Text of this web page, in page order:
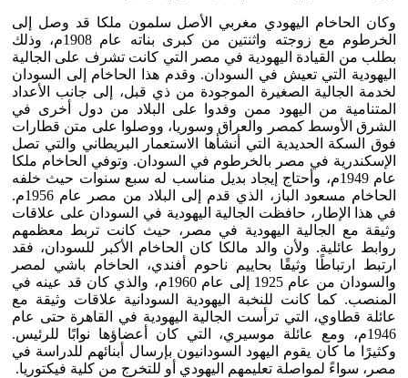
وكان الحاخام اليهودي مغربي الأصل سلمون ملكا قد وصل إلى
الخرطوم مع زوجته واثنتين من كبرى بناته عام 1908م، وذلك
بطلب من القيادة اليهودية في مصر التي كانت تشرف على الجالية
اليهودية التي تعيش في السودان. وقدم هذا الحاخام إلى السودان
لخدمة الجالية الصغيرة الموجودة من ذي قبل، إلى جانب الأعداد
المتنامية من اليهود ممن وفدوا على البلاد من دول أخرى في
الشرق الأوسط كمصر والعراق وسوريا، ووصلوا على متن قطارات
فوق السكة الحديدية التي أنشأها الاستعمار البريطاني والتي تصل
الإسكندرية في مصر بالخرطوم في السودان. وتوفي الحاخام ملكا
عام 1949م، وأحتاج إيجاد بديل مناسب له سبع سنوات حيث خلفه
الحاخام مسعود الباز، الذي قدم إلى البلاد من مصر عام 1956م.
في هذا الإطار، حافظت الجالية اليهودية في السودان على علاقات
وثيقة مع الجالية اليهودية في مصر، حيث كانت تربط معظمهم
روابط عائلية. ولأن والد مالكا كان الحاخام الأكبر للسودان، فقد
ارتبط ارتباطًا وثيقًا بحاييم ناحوم أفندي، الحاخام باشي لمصر
والسودان من عام 1925 إلى عام 1960م، والذي كان قد عينه في
المنصب. كما كانت للنخبة اليهودية السودانية علاقات وثيقة مع
عائلة قطاوي، التي ترأست الجالية اليهودية في القاهرة حتى عام
1946م، ومع عائلة موسيري، التي كان أعضاؤها نوابًا للرئيس.
وكثيرًا ما كان يقوم اليهود السودانيون بإرسال أبنائهم للدراسة في
مصر، سواءً لمواصلة تعليمهم اليهودي أو للتخرج من كلية فيكتوريا.